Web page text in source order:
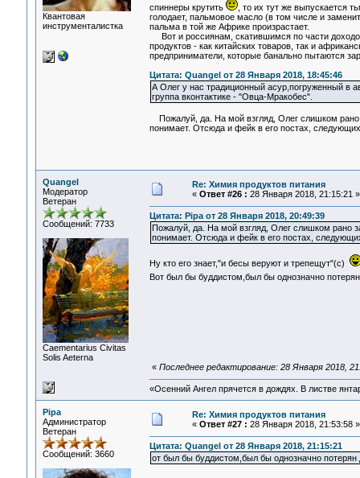
Квантовая
инструменталистка
спиннеры крутить
, то их тут же выпускается
голодает, пальмовое масло (в том числе и
пальма в той же Африке произрастает.
Вот и россиянам, скатившимся по части
продуктов - как китайских товаров, так и
предприниматели, которые банально пытаются
Цитата: Quangel от 28 Января 2018, 18:45:46
А Олег у нас традиционный асур,погруженный в
группа вконтактике - "Овца-Мракобес".
Пожалуй, да. На мой взгляд, Олег слишком рано
понимает. Отсюда и фейк в его постах,
Quangel
Модератор
Ветеран
Сообщений: 7733
Сaementarius Civitas
Solis Aeterna
Re: Химия продуктов питания
« Ответ #26 : 28 Января 2018, 21:15:21 »
Цитата: Pipa от 28 Января 2018, 20:49:39
Пожалуй, да. На мой взгляд, Олег слишком рано
понимает. Отсюда и фейк в его постах,
Ну кто его знает,"и бесы веруют и трепещут"(с)
Вот был бы буддистом,был бы однозначно
« Последнее редактирование: 28 Января 2018,
«Осенний Ангел прячется в дождях. В листве
Pipa
Администратор
Ветеран
Сообщений: 3660
Re: Химия продуктов питания
« Ответ #27 : 28 Января 2018, 21:53:58 »
Цитата: Quangel от 28 Января 2018, 21:15:21
от был бы буддистом,был бы однозначно